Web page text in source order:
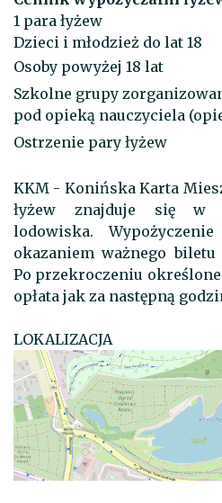
1 para łyżew
Dzieci i młodzież do lat 18
Osoby powyżej 18 lat
Szkolne grupy
pod opieką nauczyciela
Ostrzenie pary łyżew
KKM - Konińska Karta
łyżew znajduje się w
lodowiska.
okazaniem ważnego
Po przekroczeniu
opłata jak za następną
LOKALIZACJA